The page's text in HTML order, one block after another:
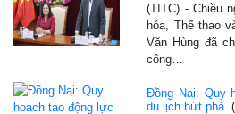
(TITC) - Chiều
hóa, Thể thao
Văn Hùng đã
công…
Đồng Nai: Quy
du lịch bứt phá